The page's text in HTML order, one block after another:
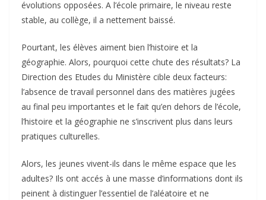
évolutions opposées. A l’école primaire, le niveau reste
stable, au collège, il a nettement baissé.
Pourtant, les élèves aiment bien l’histoire et la
géographie. Alors, pourquoi cette chute des résultats? La
Direction des Etudes du Ministère cible deux facteurs:
l’absence de travail personnel dans des matières jugées
au final peu importantes et le fait qu’en dehors de l’école,
l’histoire et la géographie ne s’inscrivent plus dans leurs
pratiques culturelles.
Alors, les jeunes vivent-ils dans le même espace que les
adultes? Ils ont accés à une masse d’informations dont ils
peinent à distinguer l’essentiel de l’aléatoire et ne